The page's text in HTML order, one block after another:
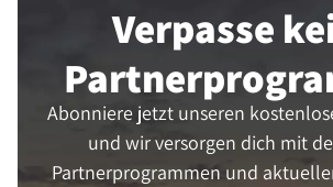
Verpasse
Abonniere jetzt unseren
und wir versorgen dich mit
Partnerprogrammen und